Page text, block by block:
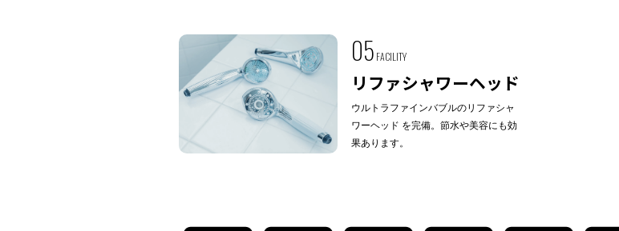
05 FACILITY
リファシャワーヘッド
ウルトラファインバブルのリファシャ
ワーヘッド を完備。節水や美容にも効
果あります。